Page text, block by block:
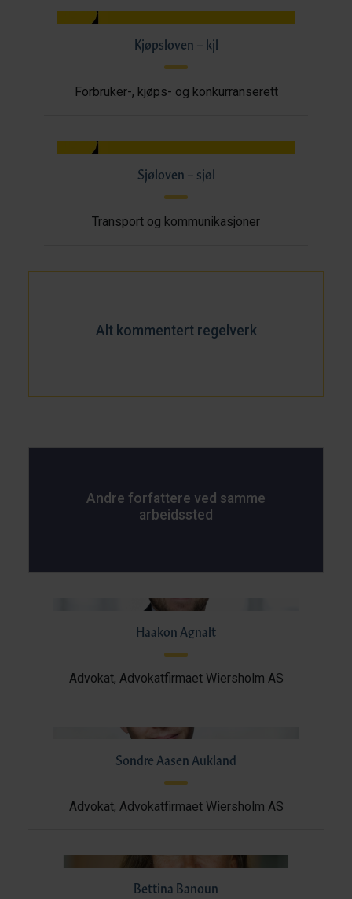
Kjøpsloven – kjl
Forbruker-, kjøps- og konkurranserett
Sjøloven – sjøl
Transport og kommunikasjoner
Alt kommentert regelverk
Andre forfattere ved samme
arbeidssted
Haakon Agnalt
Advokat, Advokatfirmaet Wiersholm AS
Sondre Aasen Aukland
Advokat, Advokatfirmaet Wiersholm AS
Bettina Banoun